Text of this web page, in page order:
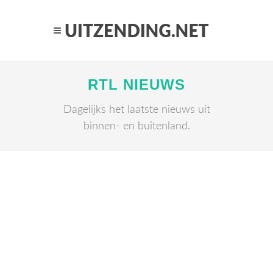
RTL NIEUWS
Dagelijks het laatste nieuws uit
binnen- en buitenland.